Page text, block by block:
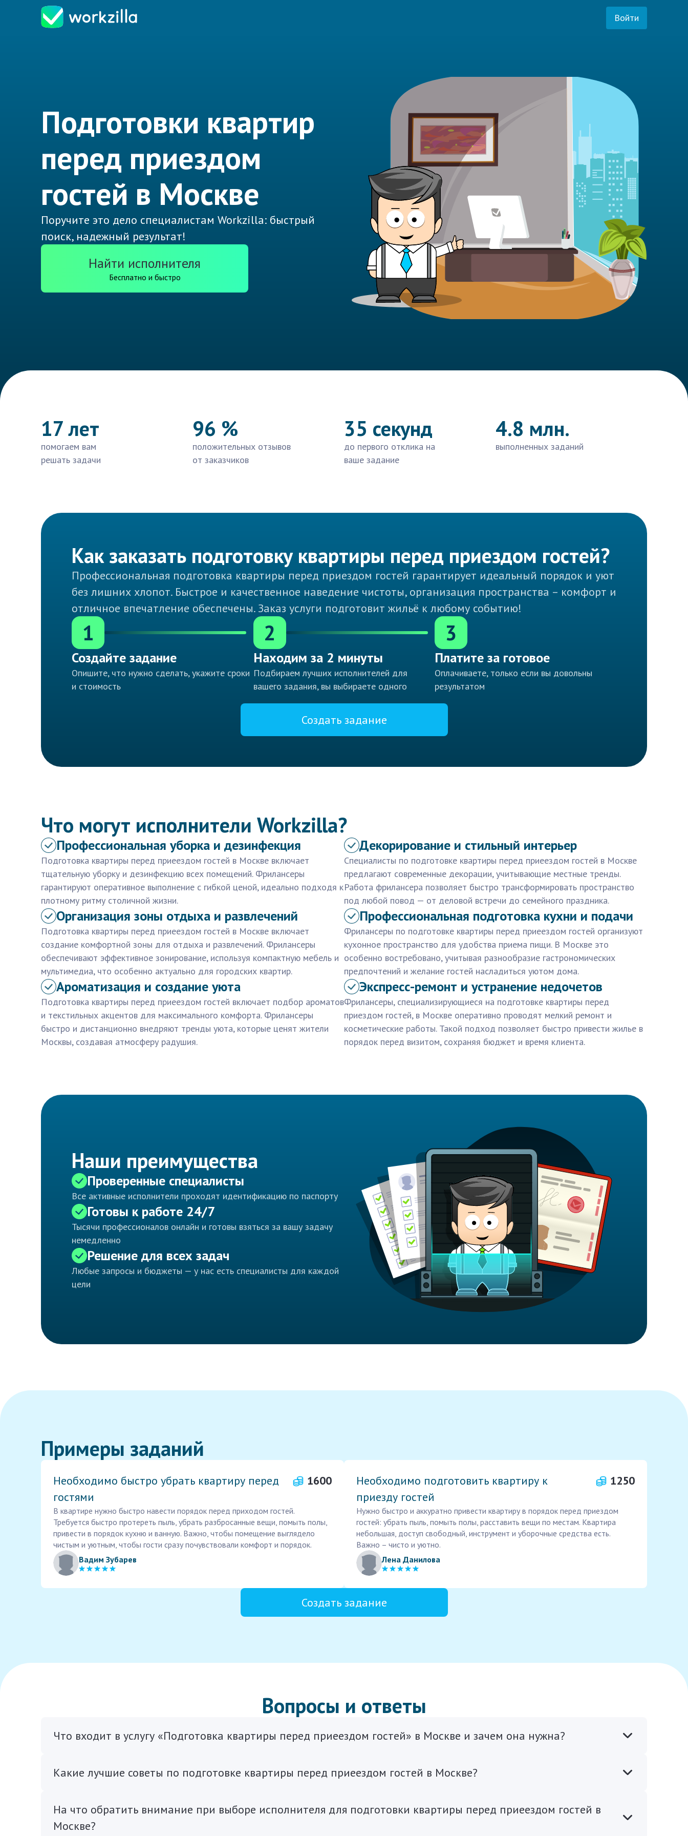
Войти
Подготовки квартир
перед приездом
гостей в Москве
Поручите это дело специалистам Workzilla: быстрый
поиск, надежный результат!
Найти исполнителя
Бесплатно и быстро
17 лет
помогаем вам
решать задачи
96 %
положительных отзывов
от заказчиков
35 секунд
до первого отклика на
ваше задание
4.8 млн.
выполненных заданий
Как заказать подготовку квартиры перед приездом гостей?
Профессиональная подготовка квартиры перед приездом гостей гарантирует идеальный порядок и уют
без лишних хлопот. Быстрое и качественное наведение чистоты, организация пространства – комфорт и
отличное впечатление обеспечены. Заказ услуги подготовит жильё к любому событию!
1
Создайте задание
Опишите, что нужно сделать, укажите сроки
и стоимость
2
Находим за 2 минуты
Подбираем лучших исполнителей для
вашего задания, вы выбираете одного
3
Платите за готовое
Оплачиваете, только если вы довольны
результатом
Создать задание
Что могут исполнители Workzilla?
Профессиональная уборка и дезинфекция
Подготовка квартиры перед приеездом гостей в Москве включает
тщательную уборку и дезинфекцию всех помещений. Фрилансеры
гарантируют оперативное выполнение с гибкой ценой, идеально подходя к
плотному ритму столичной жизни.
Декорирование и стильный интерьер
Специалисты по подготовке квартиры перед приеездом гостей в Москве
предлагают современные декорации, учитывающие местные тренды.
Работа фрилансера позволяет быстро трансформировать пространство
под любой повод — от деловой встречи до семейного праздника.
Организация зоны отдыха и развлечений
Подготовка квартиры перед приеездом гостей в Москве включает
создание комфортной зоны для отдыха и развлечений. Фрилансеры
обеспечивают эффективное зонирование, используя компактную мебель и
мультимедиа, что особенно актуально для городских квартир.
Профессиональная подготовка кухни и подачи
Фрилансеры по подготовке квартиры перед приеездом гостей организуют
кухонное пространство для удобства приема пищи. В Москве это
особенно востребовано, учитывая разнообразие гастрономических
предпочтений и желание гостей насладиться уютом дома.
Ароматизация и создание уюта
Подготовка квартиры перед приеездом гостей включает подбор ароматов
и текстильных акцентов для максимального комфорта. Фрилансеры
быстро и дистанционно внедряют тренды уюта, которые ценят жители
Москвы, создавая атмосферу радушия.
Экспресс-ремонт и устранение недочетов
Фрилансеры, специализирующиеся на подготовке квартиры перед
приездом гостей, в Москве оперативно проводят мелкий ремонт и
косметические работы. Такой подход позволяет быстро привести жилье в
порядок перед визитом, сохраняя бюджет и время клиента.
Наши преимущества
Проверенные специалисты
Все активные исполнители проходят идентификацию по паспорту
Готовы к работе 24/7
Тысячи профессионалов онлайн и готовы взяться за вашу задачу
немедленно
Решение для всех задач
Любые запросы и бюджеты — у нас есть специалисты для каждой
цели
Примеры заданий
Необходимо быстро убрать квартиру перед
гостями
1600
В квартире нужно быстро навести порядок перед приходом гостей.
Требуется быстро протереть пыль, убрать разбросанные вещи, помыть полы,
привести в порядок кухню и ванную. Важно, чтобы помещение выглядело
чистым и уютным, чтобы гости сразу почувствовали комфорт и порядок.
Вадим Зубарев
Необходимо подготовить квартиру к
приезду гостей
1250
Нужно быстро и аккуратно привести квартиру в порядок перед приездом
гостей: убрать пыль, помыть полы, расставить вещи по местам. Квартира
небольшая, доступ свободный, инструмент и уборочные средства есть.
Важно – чисто и уютно.
Лена Данилова
Создать задание
Вопросы и ответы
Что входит в услугу «Подготовка квартиры перед приеездом гостей» в Москве и зачем она нужна?
Какие лучшие советы по подготовке квартиры перед приеездом гостей в Москве?
На что обратить внимание при выборе исполнителя для подготовки квартиры перед приеездом гостей в
Москве?